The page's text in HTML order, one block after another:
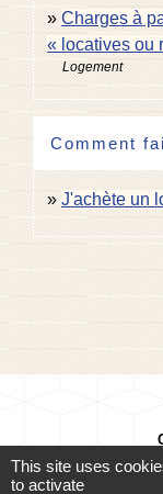
Charges à
« locatives ou
Logement
Comment
J'achète un
This site uses
to activate